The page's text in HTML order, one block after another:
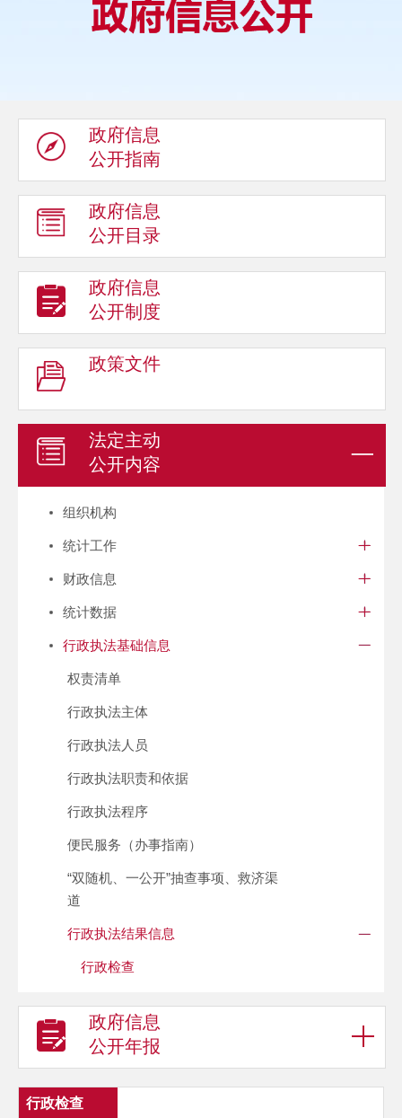
政府信息
公开指南
政府信息
公开目录
政府信息
公开制度
政策文件
法定主动
公开内容
组织机构
统计工作
财政信息
统计数据
行政执法基础信息
权责清单
行政执法主体
行政执法人员
行政执法职责和依据
行政执法程序
便民服务（办事指南）
“双随机、一公开”抽查事项、救济渠
道
行政执法结果信息
行政检查
政府信息
公开年报
行政检查